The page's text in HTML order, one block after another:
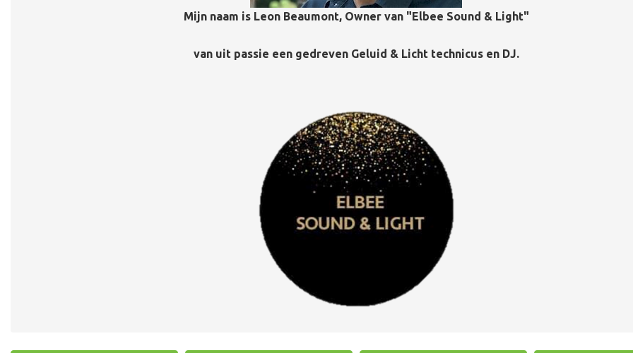
Mijn naam is Leon Beaumont, Owner van "Elbee Sound & Light"
van uit passie een gedreven Geluid & Licht technicus en DJ.